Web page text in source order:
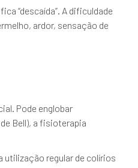
“descaída”. A dificuldade
ardor, sensação de
Pode englobar
Bell), a fisioterapia
utilização regular de colírios